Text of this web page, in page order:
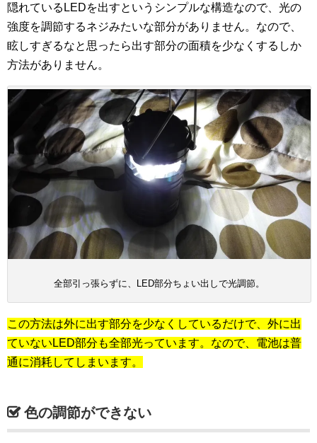
隠れているLEDを出すというシンプルな構造なので、光の
強度を調節するネジみたいな部分がありません。なので、
眩しすぎるなと思ったら出す部分の面積を少なくするしか
方法がありません。
全部引っ張らずに、LED部分ちょい出しで光調節。
この方法は外に出す部分を少なくしているだけで、外に出
ていないLED部分も全部光っています。なので、電池は普
通に消耗してしまいます。
色の調節ができない